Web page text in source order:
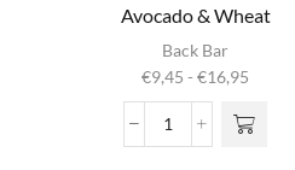
Avocado & Wheat
Back Bar
€9,45 - €16,95
tot
Nº06
heeft
meerdere
optie kan